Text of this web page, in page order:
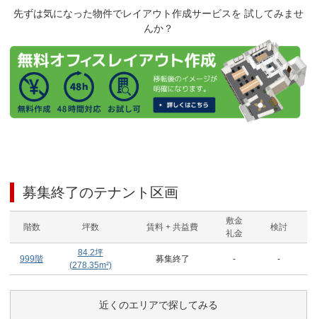
先ずは気になった物件でレイアウト作成サービスを 試してみませ
んか？
募集終了のテナント区画
階数 坪数 賃料 + 共益費
敷金
礼金
検討
999階
84.2坪
(278.35m²)
募集終了 - -
近くのエリアで探してみる